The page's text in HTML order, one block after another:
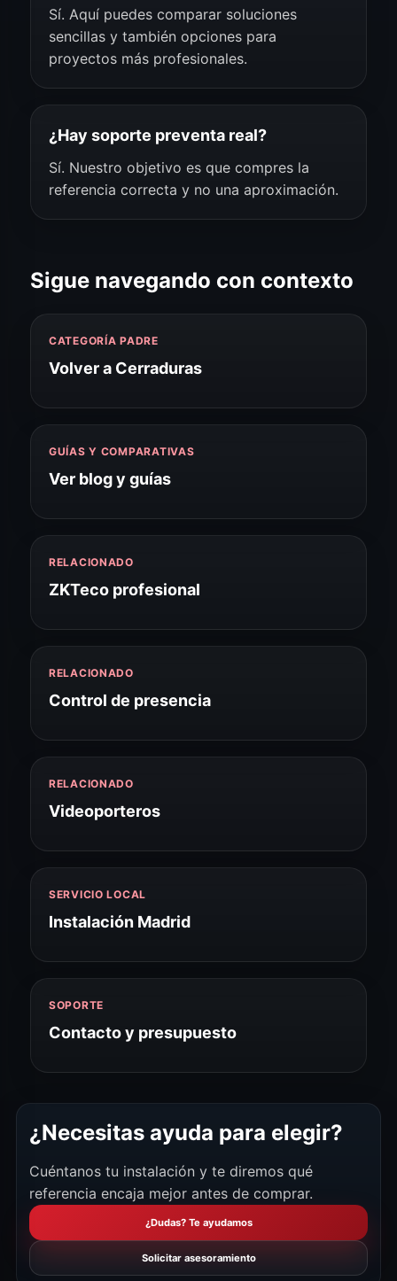
Sí. Aquí puedes comparar soluciones
sencillas y también opciones para
proyectos más profesionales.
¿Hay soporte preventa real?
Sí. Nuestro objetivo es que compres la
referencia correcta y no una aproximación.
Sigue navegando con contexto
CATEGORÍA PADRE
Volver a Cerraduras
GUÍAS Y COMPARATIVAS
Ver blog y guías
RELACIONADO
ZKTeco profesional
RELACIONADO
Control de presencia
RELACIONADO
Videoporteros
SERVICIO LOCAL
Instalación Madrid
SOPORTE
Contacto y presupuesto
¿Necesitas ayuda para elegir?
Cuéntanos tu instalación y te diremos qué
referencia encaja mejor antes de comprar.
¿Dudas? Te ayudamos
Solicitar asesoramiento